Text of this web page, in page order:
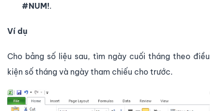
#NUM!.
Ví dụ
Cho bảng số liệu sau, tìm ngày cuối tháng theo điều
kiện số tháng và ngày tham chiếu cho trước.